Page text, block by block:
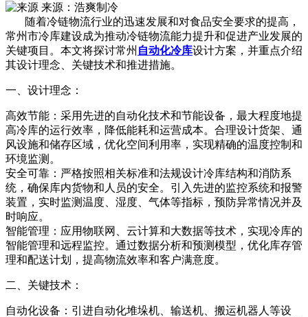
来源：浩爽制冷
随着冷链物流行业的迅速发展和对食品安全要求的提高，
常州市冷库建设成为推动冷链物流能力提升和促进产业发展的
关键项目。本文将探讨常州 自动化冷库设计方案，并重点介绍
其设计理念、关键技术和推进措施。
一、设计理念：
高效节能：采用先进的自动化技术和节能设备，最大程度地提
高冷库的运行效率，降低能耗和运营成本。合理设计货架、通
风设施和储存区域，优化空间利用率，实现精确的温度控制和
环境监测。
安全可靠：严格按照相关标准和法规设计冷库结构和消防系
统，确保库内货物和人员的安全。引入先进的监控系统和报警
装置，实时监测温度、湿度、气体等指标，预防异常情况并及
时响应。
智能管理：应用物联网、云计算和大数据等技术，实现冷库的
智能管理和远程监控。通过数据分析和预测模型，优化库存管
理和配送计划，提高物流效率和客户满意度。
二、关键技术：
自动化设备：引进自动化堆垛机、输送机、搬运机器人等设